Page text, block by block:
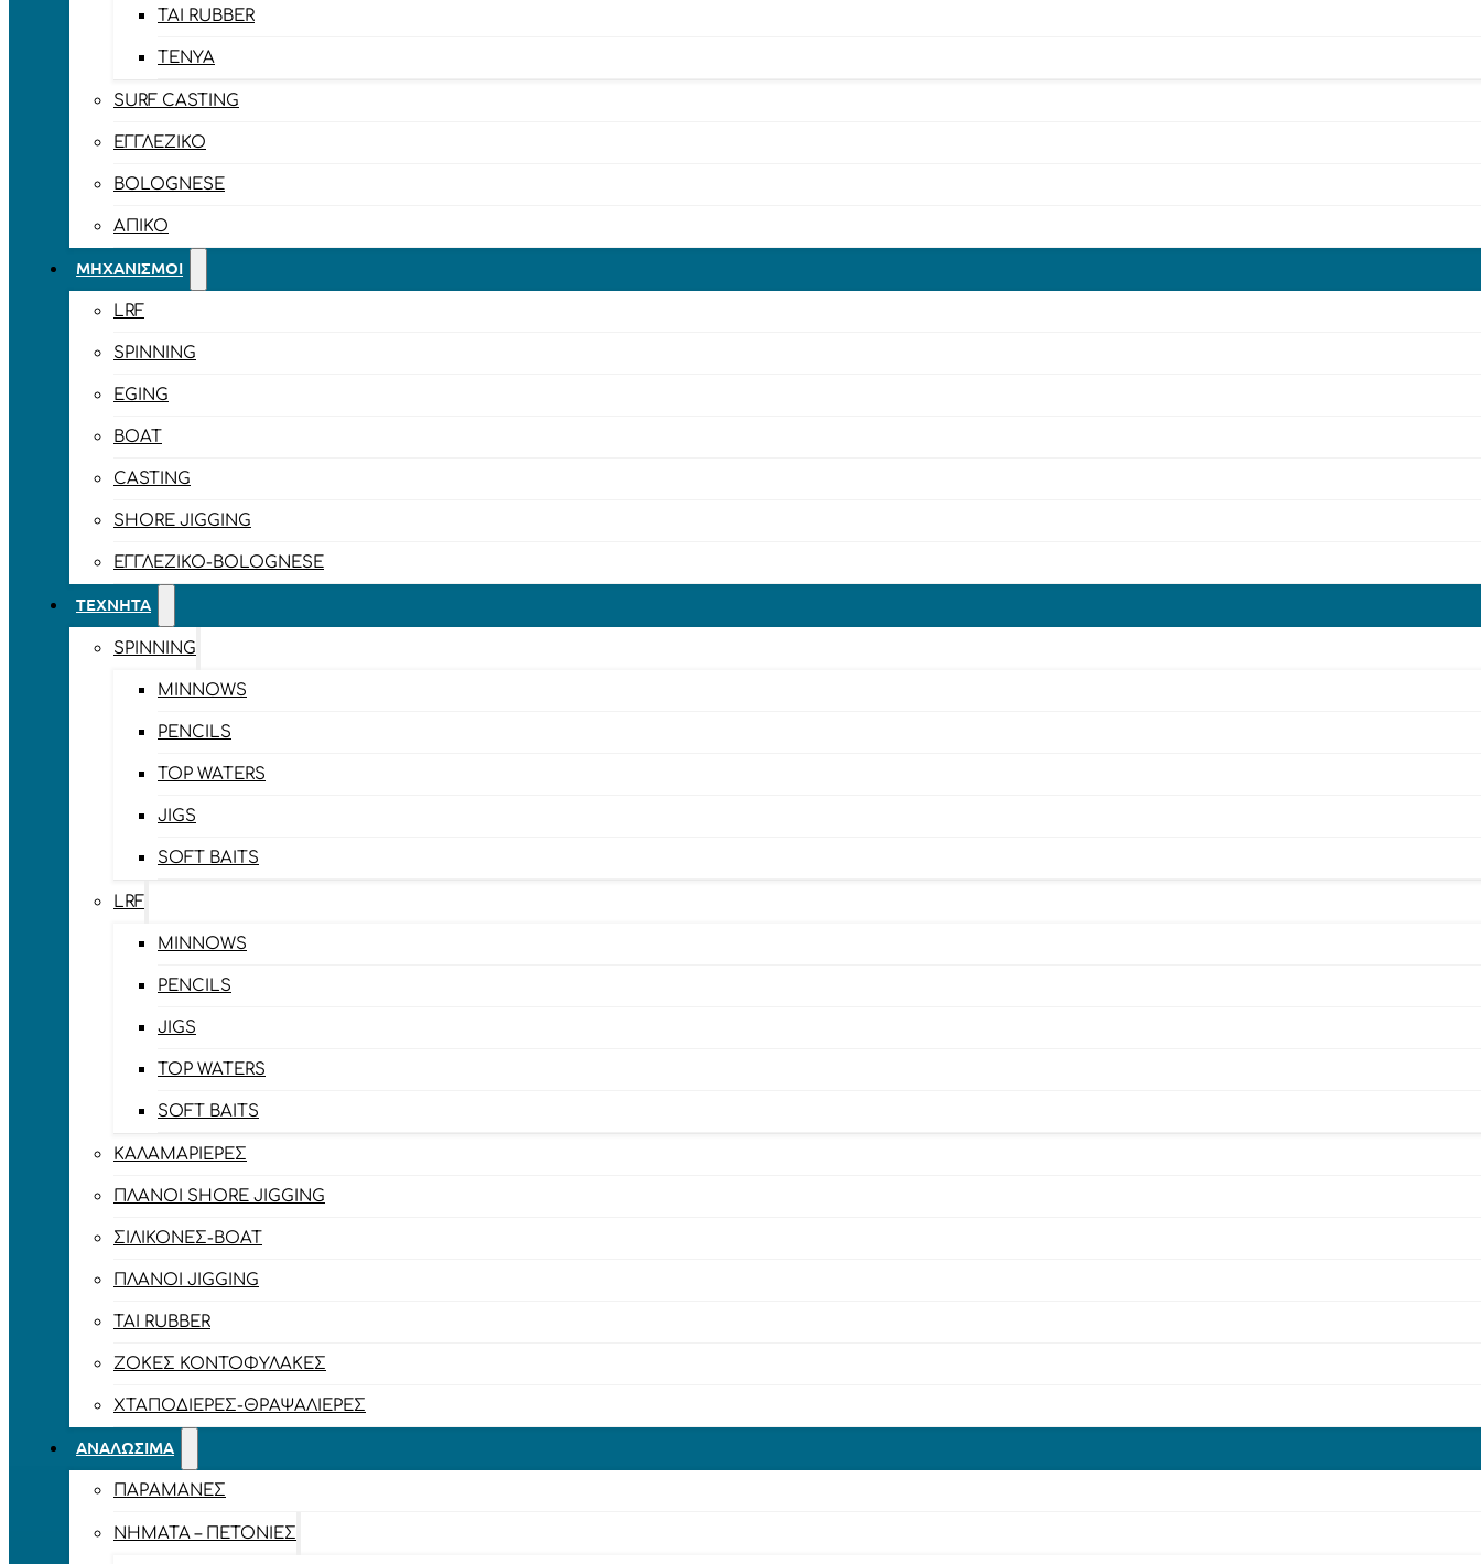
TAI RUBBER
TENYA
SURF CASTING
ΕΓΓΛΈΖΙΚΟ
BOLOGNESE
ΑΠΊΚΟ
ΜΗΧΑΝΙΣΜΟΊ
LRF
SPINNING
EGING
BOAT
CASTING
SHORE JIGGING
ΕΓΓΛΈΖΙΚΟ-BOLOGNESE
ΤΕΧΝΗΤΆ
SPINNING
MINNOWS
PENCILS
TOP WATERS
JIGS
SOFT BAITS
LRF
MINNOWS
PENCILS
JIGS
TOP WATERS
SOFT BAITS
ΚΑΛΑΜΑΡΙΈΡΕΣ
ΠΛΆΝΟΙ SHORE JIGGING
ΣΙΛΙΚΌΝΕΣ-BOAT
ΠΛΆΝΟΙ JIGGING
TAI RUBBER
ΖΌΚΕΣ ΚΟΝΤΟΦΎΛΑΚΕΣ
ΧΤΑΠΟΔΙΈΡΕΣ-ΘΡΑΨΑΛΙΈΡΕΣ
ΑΝΑΛΏΣΙΜΑ
ΠΑΡΑΜΆΝΕΣ
ΝΉΜΑΤΑ – ΠΕΤΟΝΙΈΣ